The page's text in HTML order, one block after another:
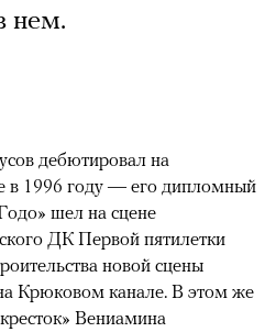
нем.
дебютировал на
в 1996 году — его дипломный
шел на сцене
ДК Первой пятилетки
новой сцены
Крюковом канале. В этом же
Вениамина